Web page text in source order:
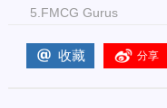
5.FMCG Gurus
收藏 分享